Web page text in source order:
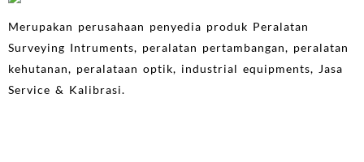
Merupakan perusahaan penyedia produk Peralatan
Surveying Intruments, peralatan pertambangan, peralatan
kehutanan, peralataan optik, industrial equipments, Jasa
Service & Kalibrasi.